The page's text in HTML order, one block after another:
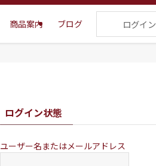
商品案内 ブログ ログイン
ログイン状態
ユーザー名またはメールアドレス